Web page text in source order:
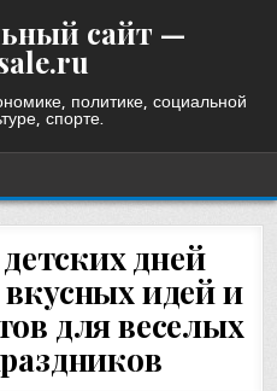
сайт —
политике, социальной
спорте.
дней
идей и
для веселых